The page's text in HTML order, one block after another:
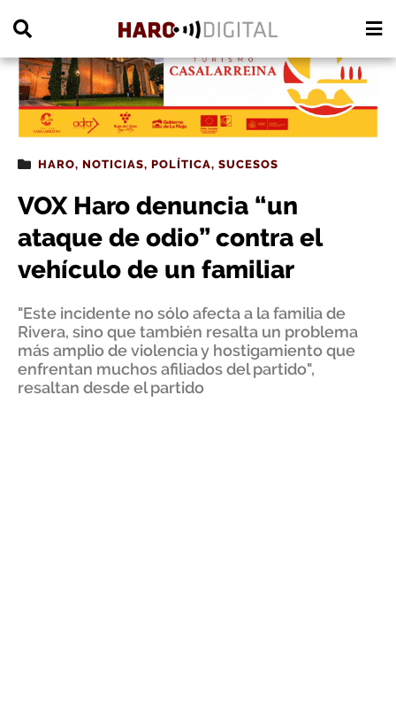
HARO, NOTICIAS, POLÍTICA, SUCESOS
VOX Haro denuncia “un
ataque de odio” contra el
vehículo de un familiar
"Este incidente no sólo afecta a la familia de
Rivera, sino que también resalta un problema
más amplio de violencia y hostigamiento que
enfrentan muchos afiliados del partido",
resaltan desde el partido